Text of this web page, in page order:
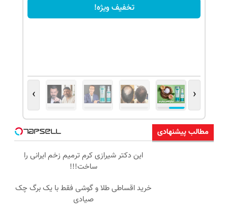
تخفیف ویژه!
‹
›
مطالب پیشنهادی
این دکتر شیرازی کرم ترمیم زخم ایرانی را
ساخت!!!
خرید اقساطی طلا و گوشی فقط با یک برگ چک
صیادی